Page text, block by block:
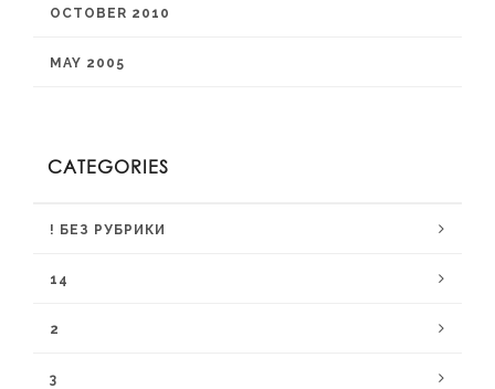
OCTOBER 2010
MAY 2005
CATEGORIES
! БЕЗ РУБРИКИ
14
2
3